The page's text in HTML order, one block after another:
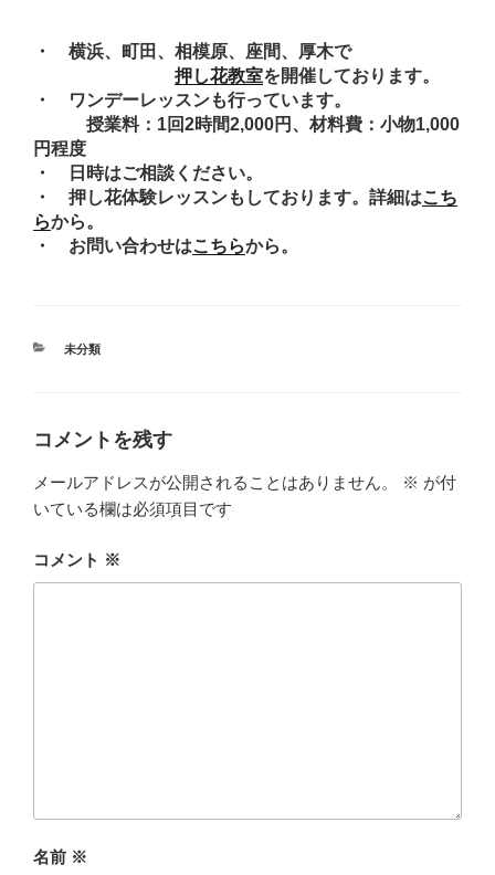
・ 横浜、町田、相模原、座間、厚木で
押し花教室を開催しております。
・ ワンデーレッスンも行っています。
授業料：1回2時間2,000円、材料費：小物1,000
円程度
・ 日時はご相談ください。
・ 押し花体験レッスンもしております。詳細はこち
らから。
・ お問い合わせはこちらから。
カ
ー
未分類
コメントを残す
メールアドレスが公開されることはありません。 ※ が付
いている欄は必須項目です
コメント ※
名前 ※